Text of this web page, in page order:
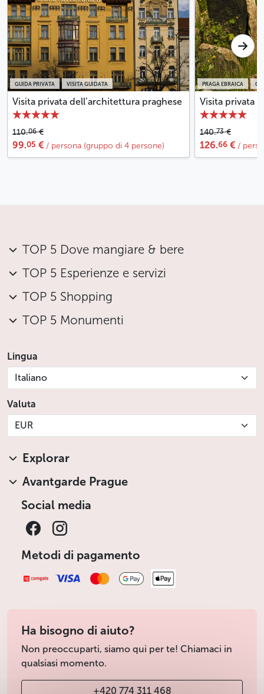
GUIDA PRIVATA VISITA GUIDATA
Visita privata dell’architettura praghese
110.06€
99.05 € / persona (gruppo di 4 persone)
PRAGA EBRAICA
Visita privata
140.73€
126.66 € /
TOP 5 Dove mangiare & bere
TOP 5 Esperienze e servizi
TOP 5 Shopping
TOP 5 Monumenti
Lingua
Italiano
Valuta
EUR
Explorar
Avantgarde Prague
Social media
Metodi di pagamento
Ha bisogno di aiuto?
Non preoccuparti, siamo qui per te! Chiamaci in
qualsiasi momento.
+420 774 311 468